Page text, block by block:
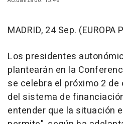
MADRID, 24 Sep. (EUROPA
Los presidentes
plantearán en la
se celebra el próximo 2
del sistema de
entender que la situación